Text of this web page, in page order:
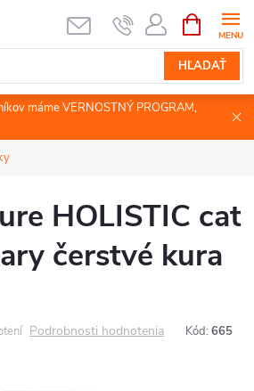
HĽADAŤ
KOŠÍK
máme VERNOSTNÝ PROGRAM,
HOLISTIC cat
čerstvé kura
Podrobnosti hodnotenia Kód: 665